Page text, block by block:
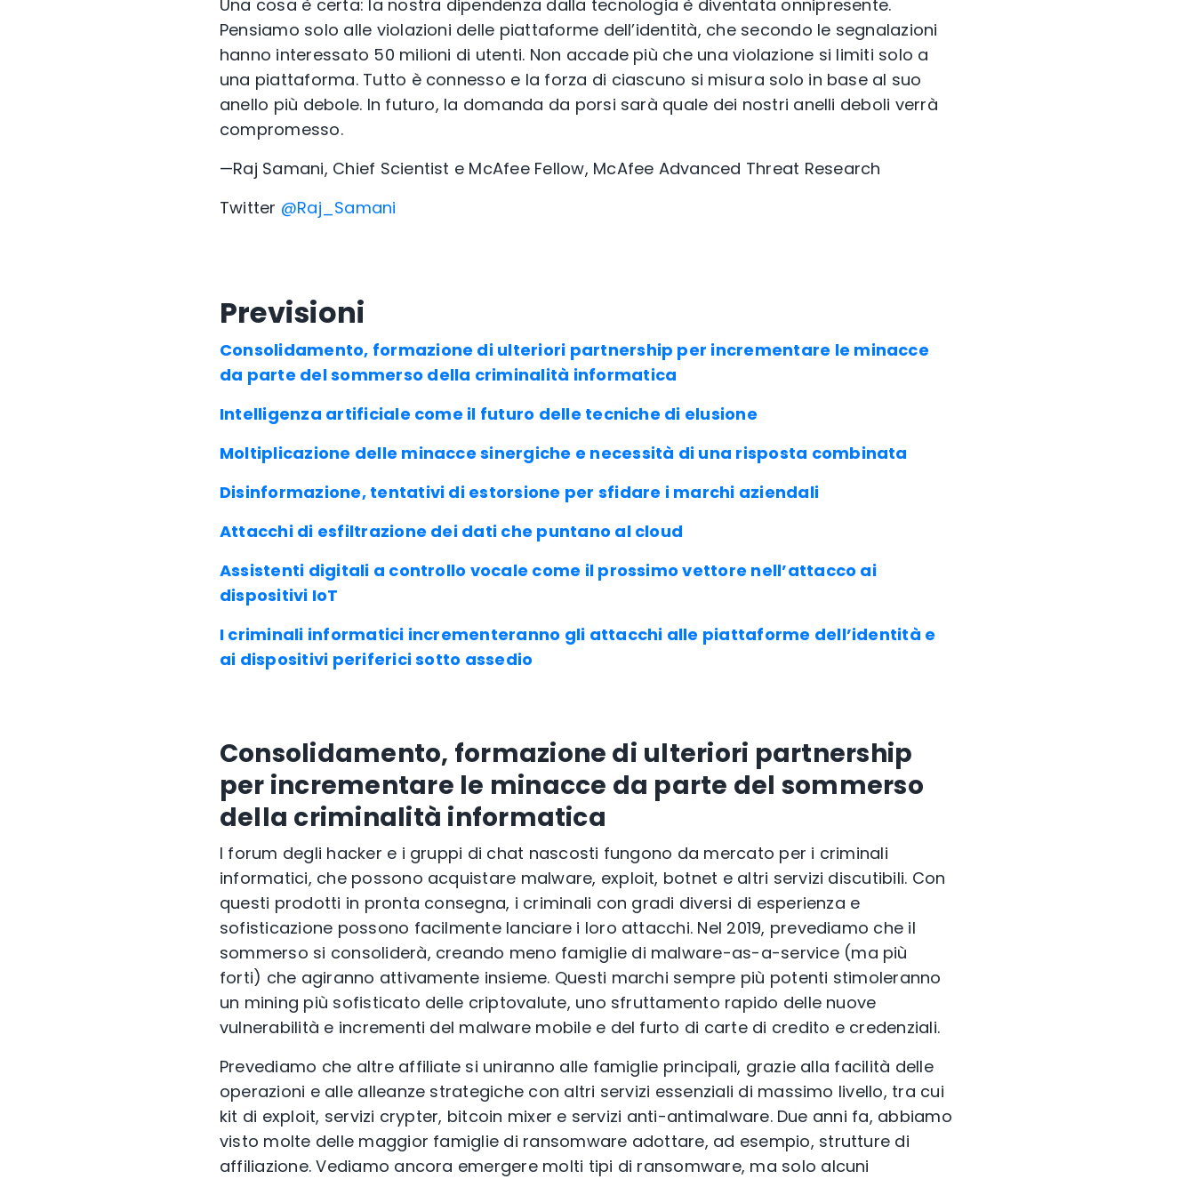
Una cosa è certa: la nostra dipendenza dalla tecnologia è diventata onnipresente.
Pensiamo solo alle violazioni delle piattaforme dell’identità, che secondo le segnalazioni
hanno interessato 50 milioni di utenti. Non accade più che una violazione si limiti solo a
una piattaforma. Tutto è connesso e la forza di ciascuno si misura solo in base al suo
anello più debole. In futuro, la domanda da porsi sarà quale dei nostri anelli deboli verrà
compromesso.
—Raj Samani, Chief Scientist e McAfee Fellow, McAfee Advanced Threat Research
Twitter @Raj_Samani
Previsioni
Consolidamento, formazione di ulteriori partnership per incrementare le minacce
da parte del sommerso della criminalità informatica
Intelligenza artificiale come il futuro delle tecniche di elusione
Moltiplicazione delle minacce sinergiche e necessità di una risposta combinata
Disinformazione, tentativi di estorsione per sfidare i marchi aziendali
Attacchi di esfiltrazione dei dati che puntano al cloud
Assistenti digitali a controllo vocale come il prossimo vettore nell’attacco ai
dispositivi IoT
I criminali informatici incrementeranno gli attacchi alle piattaforme dell’identità e
ai dispositivi periferici sotto assedio
Consolidamento, formazione di ulteriori partnership
per incrementare le minacce da parte del sommerso
della criminalità informatica
I forum degli hacker e i gruppi di chat nascosti fungono da mercato per i criminali
informatici, che possono acquistare malware, exploit, botnet e altri servizi discutibili. Con
questi prodotti in pronta consegna, i criminali con gradi diversi di esperienza e
sofisticazione possono facilmente lanciare i loro attacchi. Nel 2019, prevediamo che il
sommerso si consoliderà, creando meno famiglie di malware-as-a-service (ma più
forti) che agiranno attivamente insieme. Questi marchi sempre più potenti stimoleranno
un mining più sofisticato delle criptovalute, uno sfruttamento rapido delle nuove
vulnerabilità e incrementi del malware mobile e del furto di carte di credito e credenziali.
Prevediamo che altre affiliate si uniranno alle famiglie principali, grazie alla facilità delle
operazioni e alle alleanze strategiche con altri servizi essenziali di massimo livello, tra cui
kit di exploit, servizi crypter, bitcoin mixer e servizi anti-antimalware. Due anni fa, abbiamo
visto molte delle maggior famiglie di ransomware adottare, ad esempio, strutture di
affiliazione. Vediamo ancora emergere molti tipi di ransomware, ma solo alcuni